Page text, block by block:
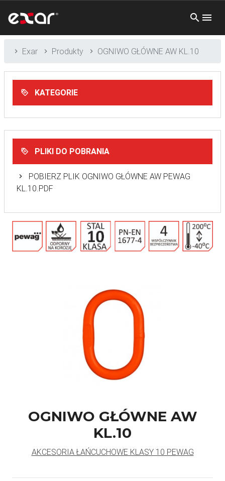
Exar Produkty OGNIWO GŁÓWNE AW KL.10
KATEGORIE
PLIKI DO POBRANIA
POBIERZ PLIK OGNIWO GŁÓWNE AW PEWAG
KL.10.PDF
OGNIWO GŁÓWNE AW
KL.10
AKCESORIA ŁAŃCUCHOWE KLASY 10 PEWAG